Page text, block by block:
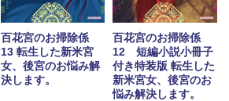
百花宮のお掃除係
13 転生した新米宮
女、後宮のお悩み解
決します。
百花宮のお掃除係
12 短編小説小冊子
付き特装版 転生した
新米宮女、後宮のお
悩み解決します。